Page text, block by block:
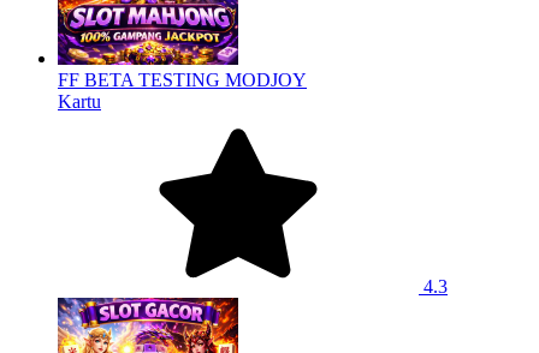
FF BETA TESTING MODJOY
Kartu
4.3